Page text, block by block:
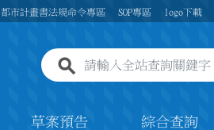
都市計畫書法規命令專區 SOP專區 logo下載
全站查詢關鍵字欄位
草案預告 綜合查詢